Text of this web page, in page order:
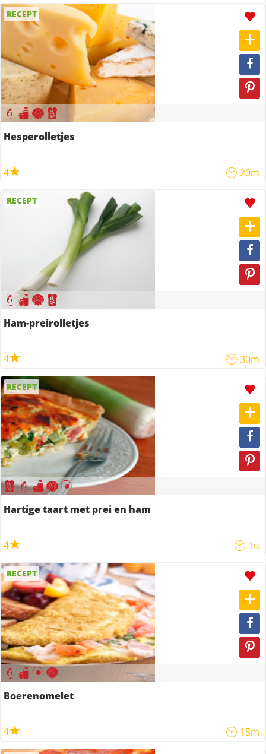
RECEPT
Hesperolletjes
4 20m
RECEPT
Ham-preirolletjes
4 30m
RECEPT
Hartige taart met prei en ham
4 1u
RECEPT
Boerenomelet
4 15m